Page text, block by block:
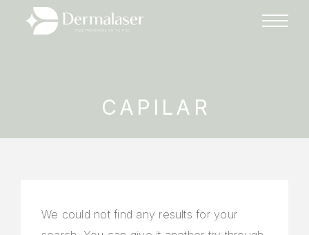
CAPILAR
We could not find any results for your